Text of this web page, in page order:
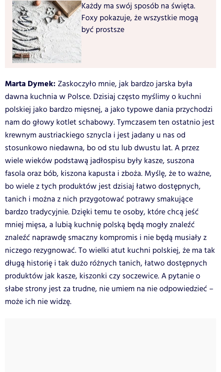
Każdy ma swój sposób na święta.
Foxy pokazuje, że wszystkie mogą
być prostsze
Marta Dymek: Zaskoczyło mnie, jak bardzo jarska była
dawna kuchnia w Polsce. Dzisiaj często myślimy o kuchni
polskiej jako bardzo mięsnej, a jako typowe dania przychodzi
nam do głowy kotlet schabowy. Tymczasem ten ostatnio jest
krewnym austriackiego sznycla i jest jadany u nas od
stosunkowo niedawna, bo od stu lub dwustu lat. A przez
wiele wieków podstawą jadłospisu były kasze, suszona
fasola oraz bób, kiszona kapusta i zboża. Myślę, że to ważne,
bo wiele z tych produktów jest dzisiaj łatwo dostępnych,
tanich i można z nich przygotować potrawy smakujące
bardzo tradycyjnie. Dzięki temu te osoby, które chcą jeść
mniej mięsa, a lubią kuchnię polską będą mogły znaleźć
znaleźć naprawdę smaczny kompromis i nie będą musiały z
niczego rezygnować. To wielki atut kuchni polskiej, że ma tak
długą historię i tak dużo różnych tanich, łatwo dostępnych
produktów jak kasze, kiszonki czy soczewice. A pytanie o
słabe strony jest za trudne, nie umiem na nie odpowiedzieć –
może ich nie widzę.